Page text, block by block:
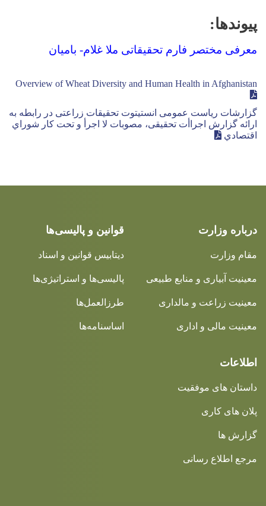
پیوندها:
معرفی مختصر فارم تحقیقاتی ملا غلام- بامیان
Overview of Wheat Diversity and Human Health in Afghanistan
ﮔﺰارﺷﺎت رﯾﺎﺳﺖ ﻋﻤﻮﻣﯽ اﻧﺴﺘﯿﺘﻮت ﺗﺤﻘﯿﻘﺎت زراﻋﺘﯽ در راﺑﻄﻪ ﺑﻪ
اراﺋﻪ ﮔﺰارش اﺟﺮاأت ﺗﺤﻘﯿﻘﯽ، ﻣﺼﻮﺑﺎت ﻻ اﺟﺮأ و ﺗﺤﺖ ﮐﺎر ﺷﻮراي
اﻗﺘﺼﺎدي
درباره وزارت
مقام وزارت
معینیت آبیاری و منابع طبیعی
معینیت زراعت و مالداری
معینیت مالی و اداری
قوانین و پالیسی‌ها
دیتابیس قوانین و اسناد
پالیسی‌ها و استراتیژی‌ها
طرزالعمل‌ها
اساسنامه‌ها
اطلاعات
داستان های موفقیت
پلان های کاری
گزارش ها
مرجع اطلاع رسانی